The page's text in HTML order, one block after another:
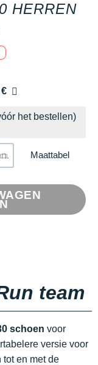
HERREN
het bestellen)
Maattabel
team
schoen voor
versie voor
en met de